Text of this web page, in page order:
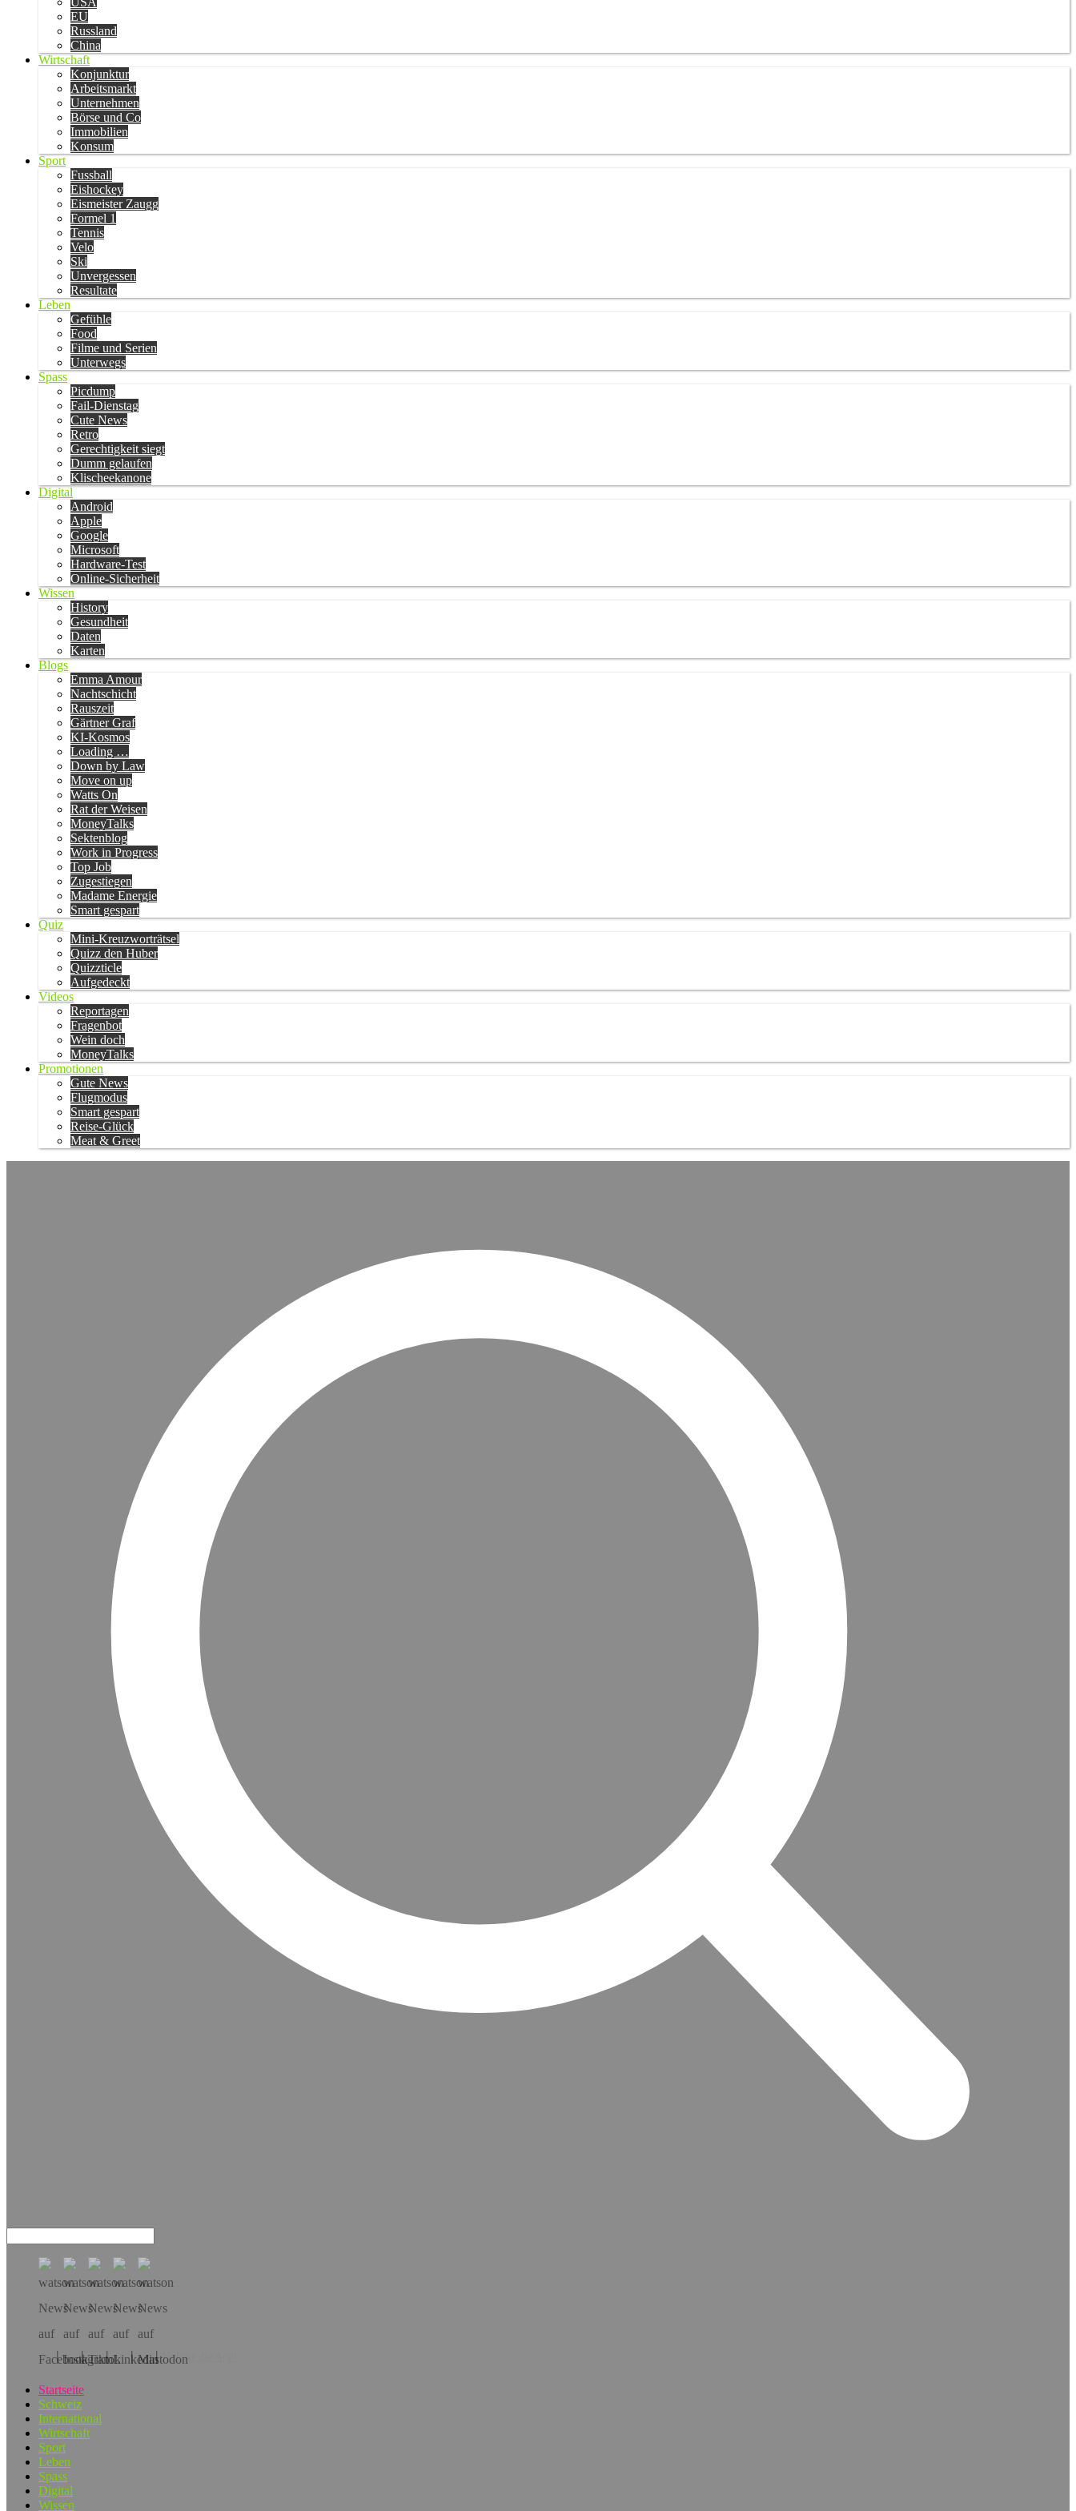
EU
Russland
China
Wirtschaft
Konjunktur
Arbeitsmarkt
Unternehmen
Börse und Co
Immobilien
Konsum
Sport
Fussball
Eishockey
Eismeister Zaugg
Formel 1
Tennis
Velo
Ski
Unvergessen
Resultate
Leben
Gefühle
Food
Filme und Serien
Unterwegs
Spass
Picdump
Fail-Dienstag
Cute News
Retro
Gerechtigkeit siegt
Dumm gelaufen
Klischeekanone
Digital
Android
Apple
Google
Microsoft
Hardware-Test
Online-Sicherheit
Wissen
History
Gesundheit
Daten
Karten
Blogs
Emma Amour
Nachtschicht
Rauszeit
Gärtner Graf
KI-Kosmos
Loading …
Down by Law
Move on up
Watts On
Rat der Weisen
MoneyTalks
Sektenblog
Work in Progress
Top Job
Zugestiegen
Madame Energie
Smart gespart
Quiz
Mini-Kreuzworträtsel
Quizz den Huber
Quizzticle
Aufgedeckt
Videos
Reportagen
Fragenbot
Wein doch
MoneyTalks
Promotionen
Gute News
Flugmodus
Smart gespart
Reise-Glück
Meat & Greet
Hol dir die App!
Startseite
Schweiz
International
Wirtschaft
Sport
Leben
Spass
Digital
Wissen